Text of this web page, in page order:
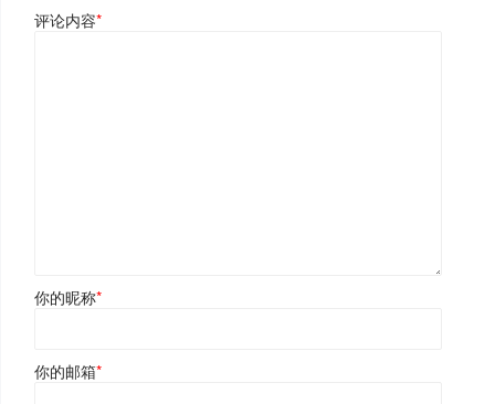
评论内容*
你的昵称*
你的邮箱*